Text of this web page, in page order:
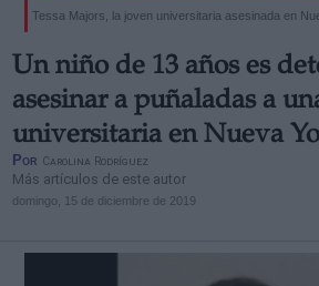
Tessa Majors, la joven universitaria asesinada en
Un niño de 13 años es
asesinar a puñaladas a
universitaria en Nueva
Por Carolina Rodríguez
Más artículos de este autor
domingo, 15 de diciembre de 2019